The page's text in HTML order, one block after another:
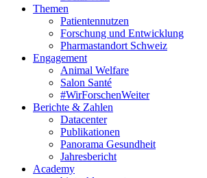
Themen
Patientennutzen
Forschung und Entwicklung
Pharmastandort Schweiz
Engagement
Animal Welfare
Salon Santé
#WirForschenWeiter
Berichte & Zahlen
Datacenter
Publikationen
Panorama Gesundheit
Jahresbericht
Academy